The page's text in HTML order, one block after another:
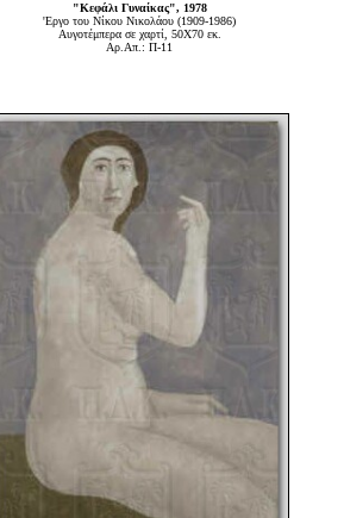
"Κεφάλι Γυναίκας", 1978
'Εργο του Νίκου Νικολάου (1909-1986)
Αυγοτέμπερα σε χαρτί, 50Χ70 εκ.
Αρ.Απ.: Π-11